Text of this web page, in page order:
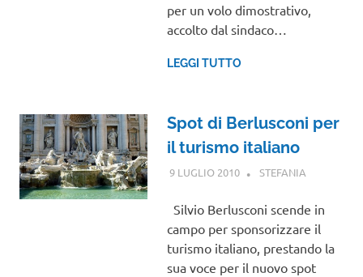
per un volo dimostrativo,
accolto dal sindaco…
LEGGI TUTTO
Spot di Berlusconi per
il turismo italiano
9 LUGLIO 2010 STEFANIA
VIAGGI NEL
MONDO
Silvio Berlusconi scende in
campo per sponsorizzare il
turismo italiano, prestando la
sua voce per il nuovo spot